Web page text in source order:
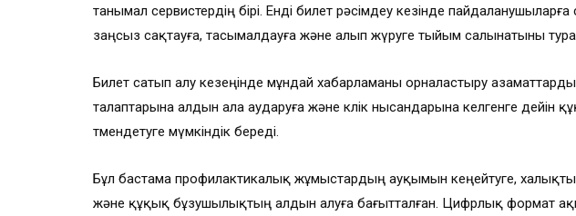
танымал сервистердің бірі. Енді билет рәсімдеу кезінде
заңсыз сақтауға, тасымалдауға және алып жүруге тыйым салынатыны
Билет сатып алу кезеңінде мұндай хабарламаны орналастыру
талаптарына алдын ала аударуға және көлік нысандарына келгенге дейін
төмендетуге мүмкіндік береді.
Бұл бастама профилактикалық жұмыстардың ауқымын кеңейтуге,
және құқық бұзушылықтың алдын алуға бағытталған. Цифрлық формат